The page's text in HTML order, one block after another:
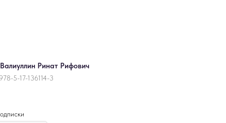
Ринат Рифович
5-17-136114-3